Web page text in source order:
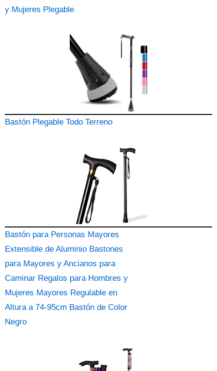
y Mujeres Plegable
Bastón Plegable Todo Terreno
Bastón para Personas Mayores
Extensible de Aluminio Bastones
para Mayores y Ancianos para
Caminar Regalos para Hombres y
Mujeres Mayores Regulable en
Altura a 74-95cm Bastón de Color
Negro